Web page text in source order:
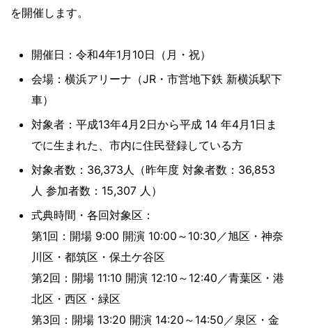
を開催します。
開催日：令和4年1月10日（月・祝）
会場：横浜アリーナ（JR・市営地下鉄 新横浜駅下
車）
対象者：平成13年4月2日から平成 14 年4月1日ま
でに生まれた、市内に住民登録している方
対象者数：36,373人（昨年度 対象者数：36,853
人 参加者数：15,307 人）
式典時間・各回対象区：
第1回：開場 9:00 開演 10:00～10:30／旭区・神奈
川区・都筑区・保土ケ谷区
第2回：開場 11:10 開演 12:10～12:40／青葉区・港
北区・西区・緑区
第3回：開場 13:20 開演 14:20～14:50／泉区・金